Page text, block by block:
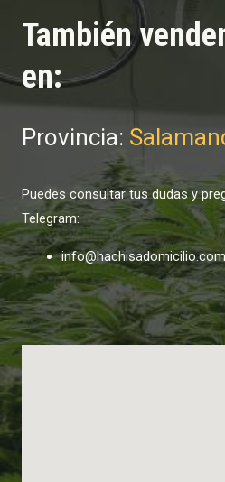
También
en:
Provincia:
Puedes consultar tus dudas y
Telegram:
info@hachisadomicilio.com